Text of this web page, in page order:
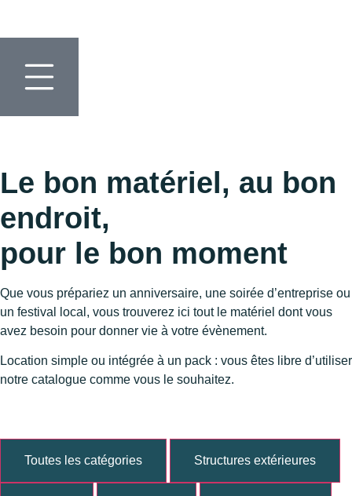
Le bon matériel, au bon
endroit,
pour le bon moment
Que vous prépariez un anniversaire, une soirée d’entreprise ou
un festival local, vous trouverez ici tout le matériel dont vous
avez besoin pour donner vie à votre évènement.
Location simple ou intégrée à un pack : vous êtes libre d’utiliser
notre catalogue comme vous le souhaitez.
Toutes les catégories Structures extérieures